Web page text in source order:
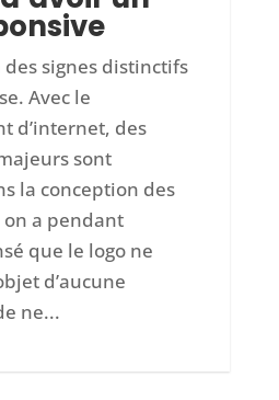
des signes distinctifs
Avec le
d’internet, des
sont
la conception des
on a pendant
que le logo ne
d’aucune
ne...